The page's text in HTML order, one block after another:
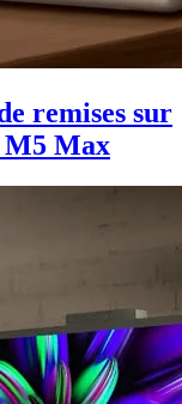
remises sur
M5 Max